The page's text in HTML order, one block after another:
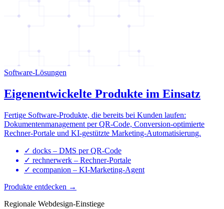
Software-Lösungen
Eigenentwickelte Produkte im Einsatz
Fertige Software-Produkte, die bereits bei Kunden laufen:
Dokumentenmanagement per QR-Code, Conversion-optimierte
Rechner-Portale und KI-gestützte Marketing-Automatisierung.
✓ docks – DMS per QR-Code
✓ rechnerwerk – Rechner-Portale
✓ ecompanion – KI-Marketing-Agent
Produkte entdecken →
Regionale Webdesign-Einstiege